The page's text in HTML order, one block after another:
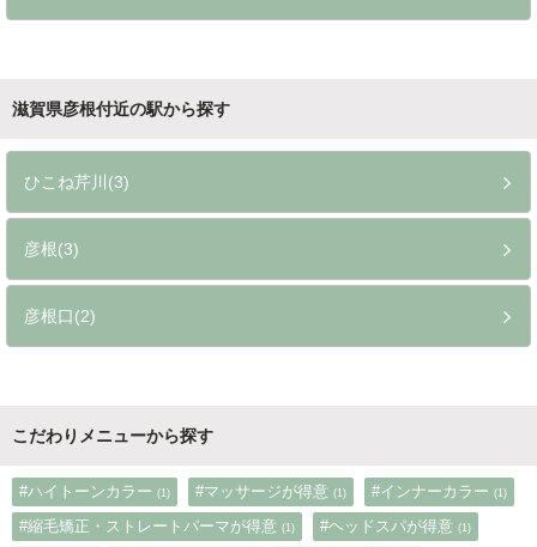
滋賀県彦根付近の駅から探す
ひこね芹川(3)
彦根(3)
彦根口(2)
こだわりメニューから探す
#ハイトーンカラー (1) #マッサージが得意 (1) #インナーカラー (1)
#縮毛矯正・ストレートパーマが得意 (1) #ヘッドスパが得意 (1)